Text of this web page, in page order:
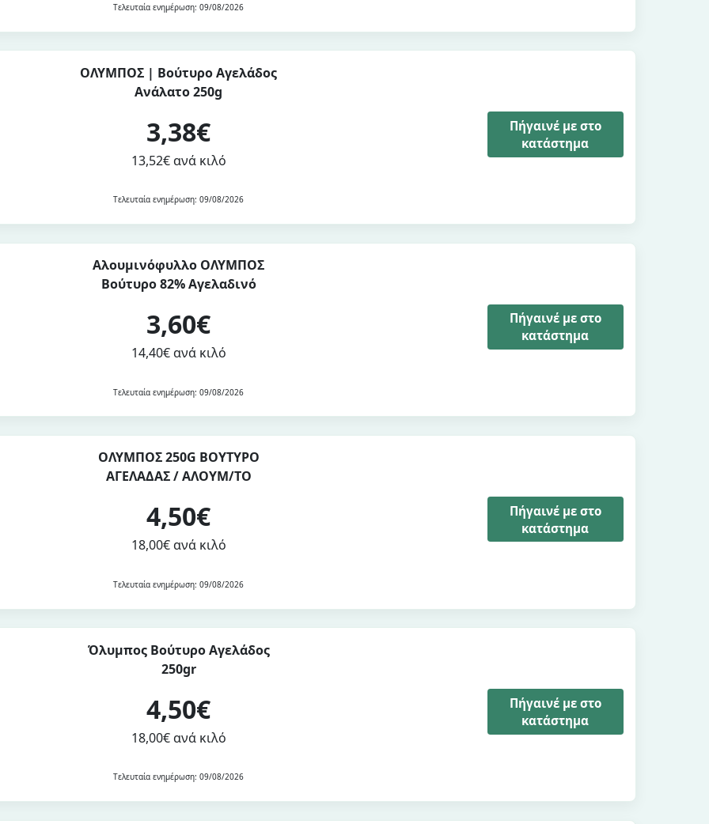
Τελευταία ενημέρωση: 09/08/2026
ΟΛΥΜΠΟΣ | Βούτυρο Αγελάδος
Ανάλατο 250g
3,38€
13,52€ ανά κιλό
Τελευταία ενημέρωση: 09/08/2026
Πήγαινέ με στο
κατάστημα
Αλουμινόφυλλο ΟΛΥΜΠΟΣ
Βούτυρο 82% Αγελαδινό
3,60€
14,40€ ανά κιλό
Τελευταία ενημέρωση: 09/08/2026
Πήγαινέ με στο
κατάστημα
ΟΛΥΜΠΟΣ 250G ΒΟΥΤΥΡΟ
ΑΓΕΛΑΔΑΣ / ΑΛΟΥΜ/ΤΟ
4,50€
18,00€ ανά κιλό
Τελευταία ενημέρωση: 09/08/2026
Πήγαινέ με στο
κατάστημα
Όλυμπος Βούτυρο Αγελάδος
250gr
4,50€
18,00€ ανά κιλό
Τελευταία ενημέρωση: 09/08/2026
Πήγαινέ με στο
κατάστημα